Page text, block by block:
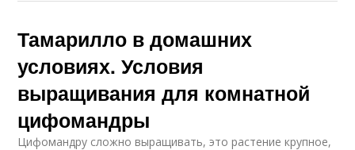
Тамарилло в домашних
условиях. Условия
выращивания для комнатной
цифомандры
Цифомандру сложно выращивать, это растение крупное,